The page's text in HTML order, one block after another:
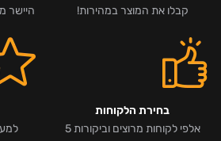
קבלו את המוצר במהירות!
היישר
בחירת הלקוחות
אלפי לקוחות מרוצים וביקורות 5
למעלה מ-